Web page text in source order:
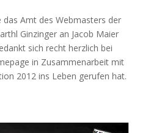
Amt des Webmasters der
Ginzinger an Jacob Maier
sich recht herzlich bei
in Zusammenarbeit mit
2012 ins Leben gerufen hat.